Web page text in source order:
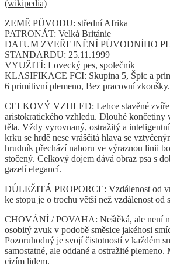
(wikipedia)
ZEMĚ PŮVODU: střední Afrika
PATRONÁT: Velká Británie
DATUM ZVEŘEJNĚNÍ PŮVODNÍHO
STANDARDU: 25.11.1999
VYUŽITÍ: Lovecký pes, společník
KLASIFIKACE FCI: Skupina 5, Špic a
6 primitivní plemeno, Bez pracovní zkoušky.
CELKOVÝ VZHLED: Lehce stavěné zvíře
aristokratického vzhledu. Dlouhé končetiny
těla. Vždy vyrovnaný, ostražitý a
krku se hrdě nese vráščitá hlava se
hrudník přechází nahoru ve výraznou linii
stočený. Celkový dojem dává obraz psa s
gazelí elegancí.
DŮLEŽITÁ PROPORCE: Vzdálenost od
ke stopu je o trochu větší než vzdálenost od
CHOVÁNÍ / POVAHA: Neštěká, ale není
osobitý zvuk v podobě směsice jakéhosi
Pozoruhodný je svojí čistotností v každém
samostatné, ale oddané a ostražité
cizím lidem.